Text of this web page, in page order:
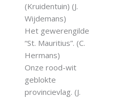
(Kruidentuin) (J.
Wijdemans)
Het gewerengilde
“St. Mauritius”. (C.
Hermans)
Onze rood-wit
geblokte
provincievlag. (J.